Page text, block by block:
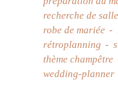
recherche de salle
robe de mariée
rétroplanning
thème champêtre
wedding-planner